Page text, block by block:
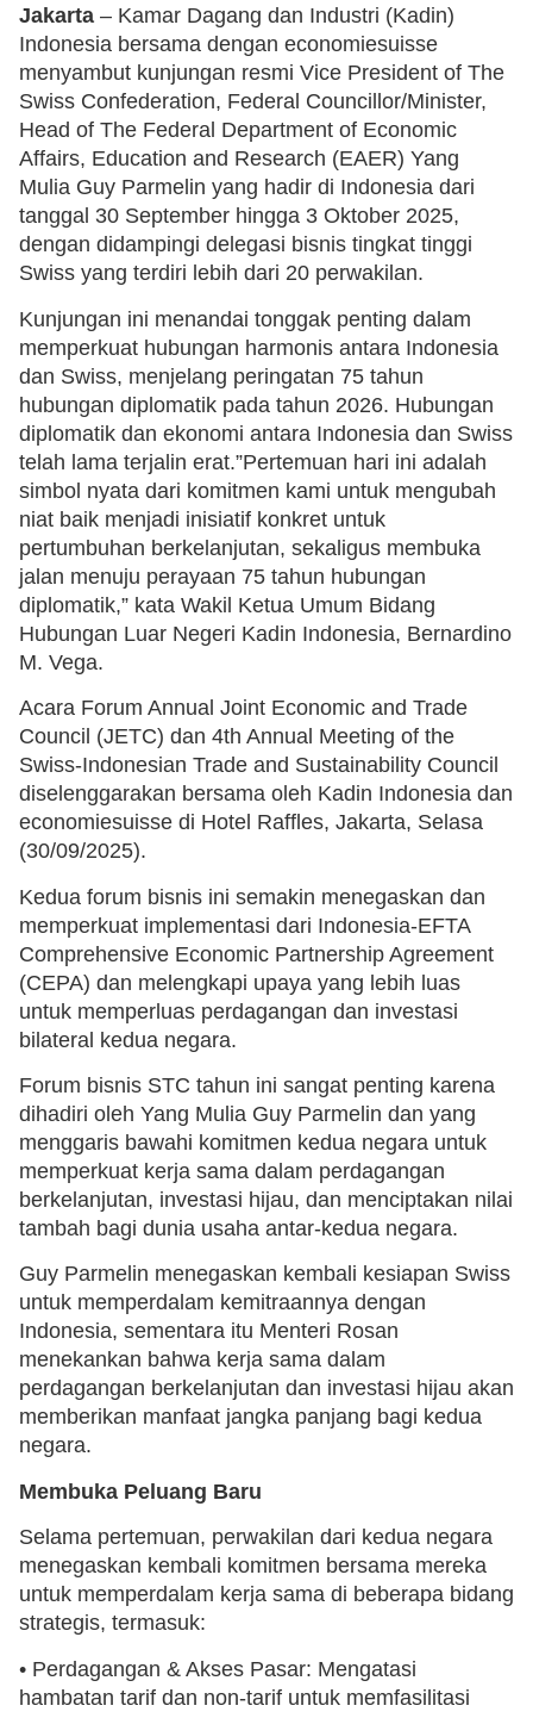
Jakarta – Kamar Dagang dan Industri (Kadin)
Indonesia bersama dengan economiesuisse
menyambut kunjungan resmi Vice President of The
Swiss Confederation, Federal Councillor/Minister,
Head of The Federal Department of Economic
Affairs, Education and Research (EAER) Yang
Mulia Guy Parmelin yang hadir di Indonesia dari
tanggal 30 September hingga 3 Oktober 2025,
dengan didampingi delegasi bisnis tingkat tinggi
Swiss yang terdiri lebih dari 20 perwakilan.
Kunjungan ini menandai tonggak penting dalam
memperkuat hubungan harmonis antara Indonesia
dan Swiss, menjelang peringatan 75 tahun
hubungan diplomatik pada tahun 2026. Hubungan
diplomatik dan ekonomi antara Indonesia dan Swiss
telah lama terjalin erat.”Pertemuan hari ini adalah
simbol nyata dari komitmen kami untuk mengubah
niat baik menjadi inisiatif konkret untuk
pertumbuhan berkelanjutan, sekaligus membuka
jalan menuju perayaan 75 tahun hubungan
diplomatik,” kata Wakil Ketua Umum Bidang
Hubungan Luar Negeri Kadin Indonesia, Bernardino
M. Vega.
Acara Forum Annual Joint Economic and Trade
Council (JETC) dan 4th Annual Meeting of the
Swiss-Indonesian Trade and Sustainability Council
diselenggarakan bersama oleh Kadin Indonesia dan
economiesuisse di Hotel Raffles, Jakarta, Selasa
(30/09/2025).
Kedua forum bisnis ini semakin menegaskan dan
memperkuat implementasi dari Indonesia-EFTA
Comprehensive Economic Partnership Agreement
(CEPA) dan melengkapi upaya yang lebih luas
untuk memperluas perdagangan dan investasi
bilateral kedua negara.
Forum bisnis STC tahun ini sangat penting karena
dihadiri oleh Yang Mulia Guy Parmelin dan yang
menggaris bawahi komitmen kedua negara untuk
memperkuat kerja sama dalam perdagangan
berkelanjutan, investasi hijau, dan menciptakan nilai
tambah bagi dunia usaha antar-kedua negara.
Guy Parmelin menegaskan kembali kesiapan Swiss
untuk memperdalam kemitraannya dengan
Indonesia, sementara itu Menteri Rosan
menekankan bahwa kerja sama dalam
perdagangan berkelanjutan dan investasi hijau akan
memberikan manfaat jangka panjang bagi kedua
negara.
Membuka Peluang Baru
Selama pertemuan, perwakilan dari kedua negara
menegaskan kembali komitmen bersama mereka
untuk memperdalam kerja sama di beberapa bidang
strategis, termasuk:
• Perdagangan & Akses Pasar: Mengatasi
hambatan tarif dan non-tarif untuk memfasilitasi